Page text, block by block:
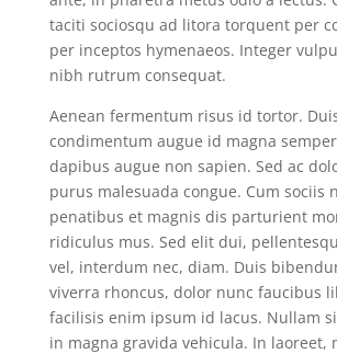
taciti sociosqu ad litora torquent per
per inceptos hymenaeos. Integer
nibh rutrum consequat.
Aenean fermentum risus id tortor.
condimentum augue id magna
dapibus augue non sapien. Sed ac
purus malesuada congue. Cum sociis
penatibus et magnis dis parturient
ridiculus mus. Sed elit dui,
vel, interdum nec, diam. Duis
viverra rhoncus, dolor nunc faucibus
facilisis enim ipsum id lacus. Nullam
in magna gravida vehicula. In laoreet,